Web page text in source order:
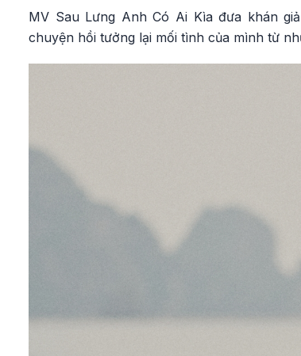
MV Sau Lưng Anh Có Ai Kìa đưa khán
chuyện hồi tưởng lại mối tình của mình từ